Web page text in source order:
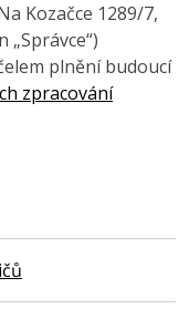
Kozačce 1289/7,
„Správce“)
plnění budoucí
zpracování